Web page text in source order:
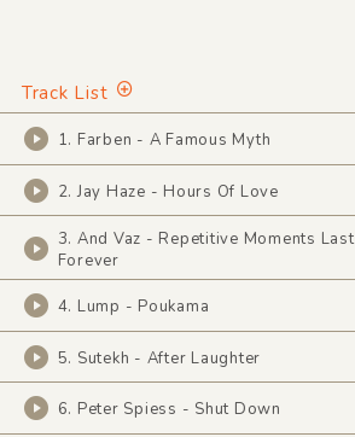
Track List
1. Farben - A Famous Myth
2. Jay Haze - Hours Of Love
3. And Vaz - Repetitive Moments Last
Forever
4. Lump - Poukama
5. Sutekh - After Laughter
6. Peter Spiess - Shut Down